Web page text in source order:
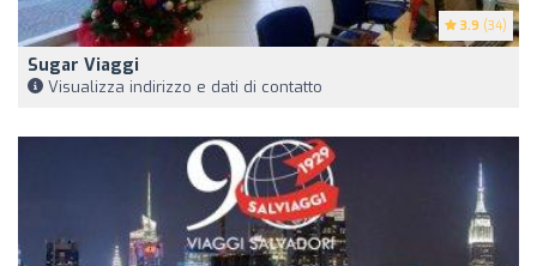
3.9 (34)
Sugar Viaggi
Visualizza indirizzo e dati di contatto